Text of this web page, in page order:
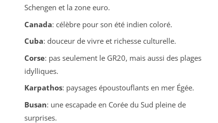
Schengen et la zone euro.
Canada: célèbre pour son été indien coloré.
Cuba: douceur de vivre et richesse culturelle.
Corse: pas seulement le GR20, mais aussi des plages
idylliques.
Karpathos: paysages époustouflants en mer Égée.
Busan: une escapade en Corée du Sud pleine de
surprises.